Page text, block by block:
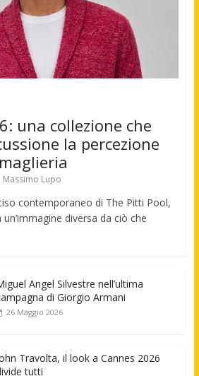
una collezione che
la percezione
Massimo Lupo
contemporaneo di The Pitti Pool,
diversa da ciò che
Angel Silvestre nell’ultima
di Giorgio Armani
26 Maggio 2026
Travolta, il look a Cannes 2026
tutti